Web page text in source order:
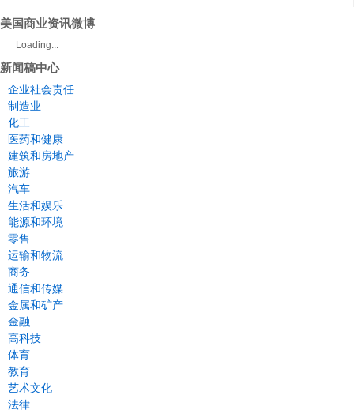
美国商业资讯微博
Loading...
新闻稿中心
企业社会责任
制造业
化工
医药和健康
建筑和房地产
旅游
汽车
生活和娱乐
能源和环境
零售
运输和物流
商务
通信和传媒
金属和矿产
金融
高科技
体育
教育
艺术文化
法律